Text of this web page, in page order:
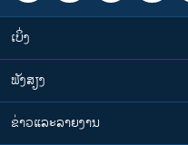
ເບິ່ງ
ຟັງສຽງ
ຂ່າວແລະລາຍງານ